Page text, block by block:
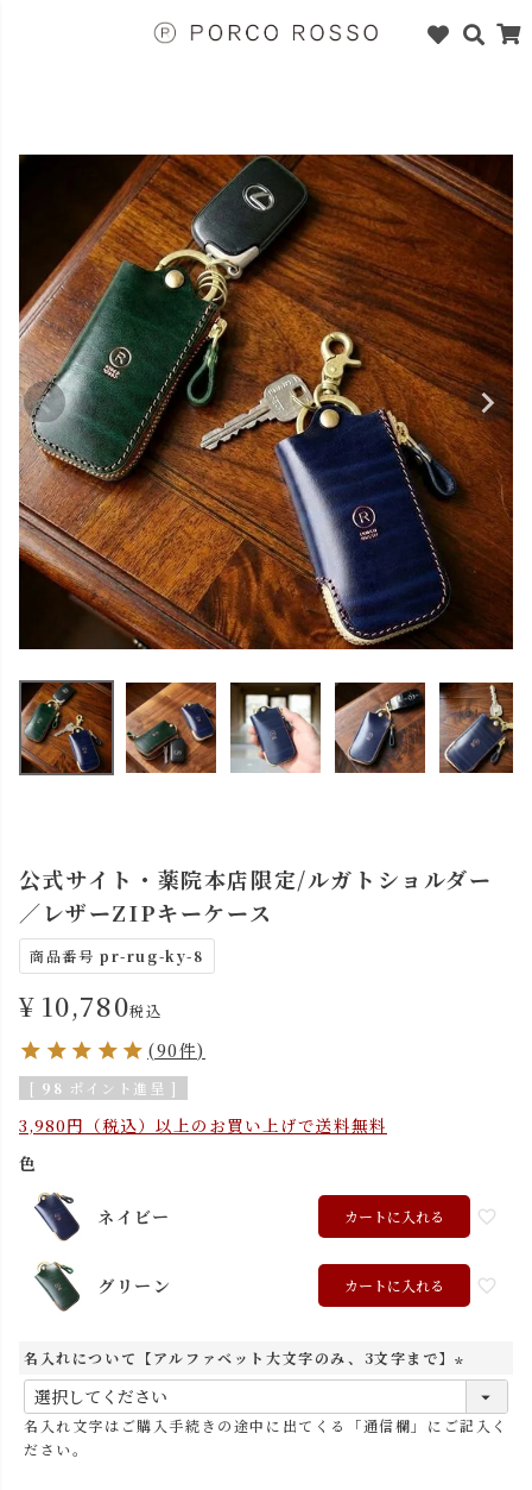
公式サイト・薬院本店限定/ルガトショルダー
／レザーZIPキーケース
商品番号 pr-rug-ky-8
¥ 10,780税込
(90件)
[ 98 ポイント進呈 ]
3,980円（税込）以上のお買い上げで送料無料
色
ネイビー カートに入れる
グリーン カートに入れる
名入れについて【アルファベット大文字のみ、3文字まで】
必
須
名入れ文字はご購入手続きの途中に出てくる「通信欄」にご記入く
ださい。